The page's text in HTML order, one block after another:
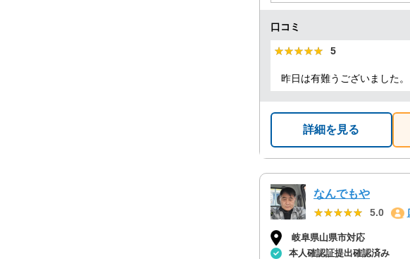
口コミ
★★★★★
★★★★★ 5
昨日は有難うございました
詳細を見る
なんでもや
★★★★★
★★★★★ 5.0
岐阜県山県市対応
本人確認証提出確認済み